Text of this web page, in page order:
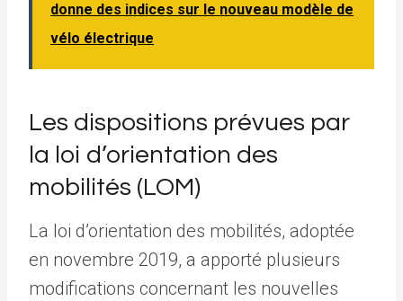
donne des indices sur le nouveau modèle de
vélo électrique
Les dispositions prévues par
la loi d’orientation des
mobilités (LOM)
La loi d’orientation des mobilités, adoptée
en novembre 2019, a apporté plusieurs
modifications concernant les nouvelles